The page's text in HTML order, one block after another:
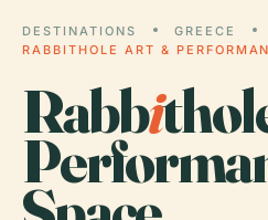
DESTINATIONS GREECE
RABBITHOLE ART &
Rabbi